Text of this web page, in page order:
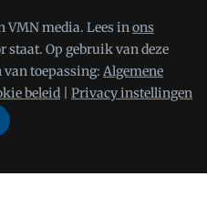
VMN media. Lees inons
staat. Op gebruik van deze
van toepassing: Algemene
beleid Privacy instellingen